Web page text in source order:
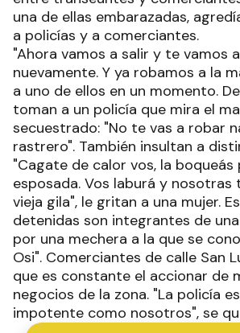
una de ellas embarazadas,
a policías y a comerciantes.
"Ahora vamos a salir y te vamos
nuevamente. Y ya robamos a la
a uno de ellos en un momento.
toman a un policía que mira el
secuestrado: "No te vas a robar
rastrero". También insultan a
"Cagate de calor vos, la
esposada. Vos laburá y nosotras
vieja gila", le gritan a una mujer.
detenidas son integrantes de
por una mechera a la que se
Osi". Comerciantes de calle San
que es constante el accionar de
negocios de la zona. "La policía
impotente como nosotros", se